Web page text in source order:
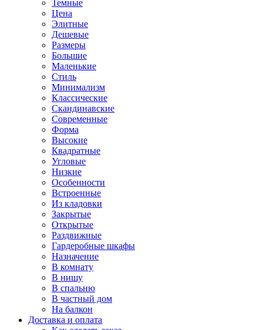
Темные
Цена
Элитные
Дешевые
Размеры
Большие
Маленькие
Стиль
Минимализм
Классические
Скандинавские
Современные
Форма
Высокие
Квадратные
Угловые
Низкие
Особенности
Встроенные
Из кладовки
Закрытые
Открытые
Раздвижные
Гардеробные шкафы
Назначение
В комнату
В нишу
В спальню
В частный дом
На балкон
Доставка и оплата